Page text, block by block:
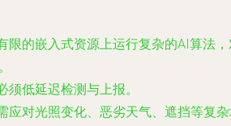
限的嵌入式资源上运行复杂的AI算法
须低延迟检测与上报。
应对光照变化、恶劣天气、遮挡等复